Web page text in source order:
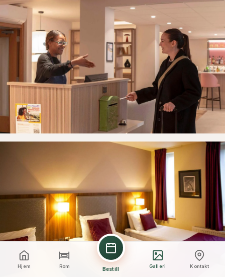
Hjem Rom Bestill Galleri Kontakt